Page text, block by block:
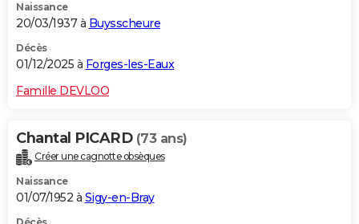
Naissance
20/03/1937 à Buysscheure
Décès
01/12/2025 à Forges-les-Eaux
Famille DEVLOO
Chantal PICARD (73 ans)
Créer une cagnotte obsèques
Naissance
01/07/1952 à Sigy-en-Bray